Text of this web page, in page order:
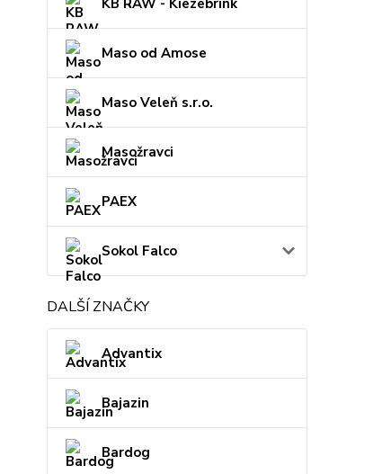
KB RAW - Kiezebrink
Maso od Amose
Maso Veleň s.r.o.
Masožravci
PAEX
Sokol Falco
DALŠÍ ZNAČKY
Advantix
Bajazin
Bardog